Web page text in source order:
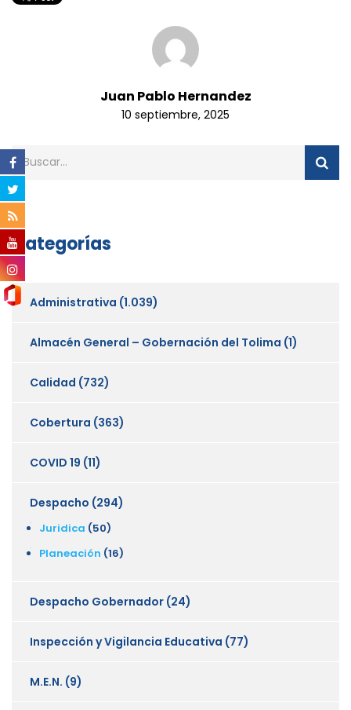
Juan Pablo Hernandez
10 septiembre, 2025
Categorías
Administrativa (1.039)
Almacén General – Gobernación del Tolima (1)
Calidad (732)
Cobertura (363)
COVID 19 (11)
Despacho (294)
Juridica (50)
Planeación (16)
Despacho Gobernador (24)
Inspección y Vigilancia Educativa (77)
M.E.N. (9)